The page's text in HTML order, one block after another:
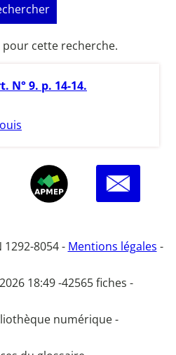
pour cette recherche.
N° 9. p. 14-14.
1292-8054 - Mentions légales -
18:49 -42565 fiches -
numérique -